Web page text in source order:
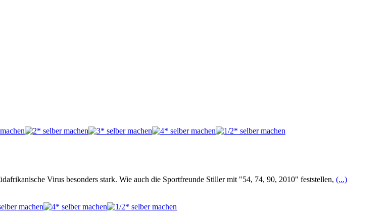
Virus besonders stark. Wie auch die Sportfreunde Stiller mit "54, 74, 90, 2010" feststellen, (...)